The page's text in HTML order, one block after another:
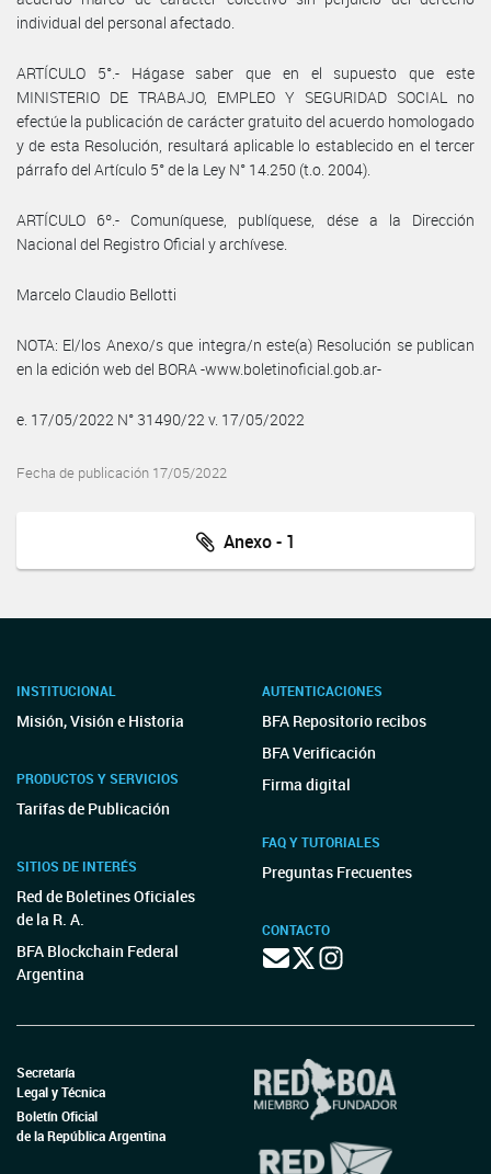
individual del personal afectado.
ARTÍCULO 5°.- Hágase saber que en el supuesto que este
MINISTERIO DE TRABAJO, EMPLEO Y SEGURIDAD SOCIAL no
efectúe la publicación de carácter gratuito del acuerdo homologado
y de esta Resolución, resultará aplicable lo establecido en el tercer
párrafo del Artículo 5° de la Ley N° 14.250 (t.o. 2004).
ARTÍCULO 6º.- Comuníquese, publíquese, dése a la Dirección
Nacional del Registro Oficial y archívese.
Marcelo Claudio Bellotti
NOTA: El/los Anexo/s que integra/n este(a) Resolución se publican
en la edición web del BORA -www.boletinoficial.gob.ar-
e. 17/05/2022 N° 31490/22 v. 17/05/2022
Fecha de publicación 17/05/2022
Anexo - 1
INSTITUCIONAL
Misión, Visión e Historia
PRODUCTOS Y SERVICIOS
Tarifas de Publicación
SITIOS DE INTERÉS
Red de Boletines Oficiales
de la R. A.
BFA Blockchain Federal
Argentina
AUTENTICACIONES
BFA Repositorio recibos
BFA Verificación
Firma digital
FAQ Y TUTORIALES
Preguntas Frecuentes
CONTACTO
Secretaría
Legal y Técnica
Boletín Oficial
de la República Argentina